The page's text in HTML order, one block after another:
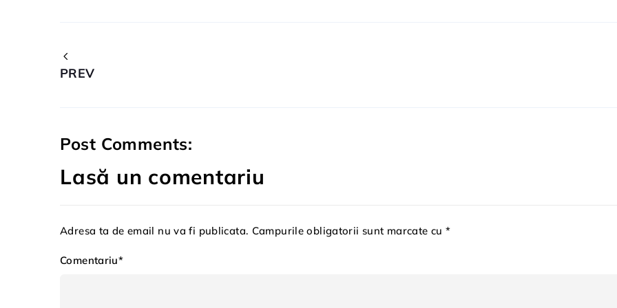
PREV
Post Comments:
Lasă un comentariu
Adresa ta de email nu va fi publicata. Campurile obligatorii sunt marcate cu *
Comentariu*